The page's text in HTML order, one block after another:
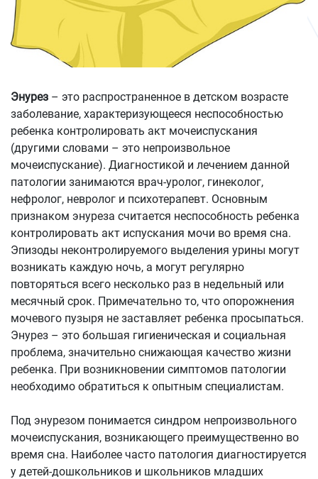
Энурез – это распространенное в детском возрасте
заболевание, характеризующееся неспособностью
ребенка контролировать акт мочеиспускания
(другими словами – это непроизвольное
мочеиспускание). Диагностикой и лечением данной
патологии занимаются врач-уролог, гинеколог,
нефролог, невролог и психотерапевт. Основным
признаком энуреза считается неспособность ребенка
контролировать акт испускания мочи во время сна.
Эпизоды неконтролируемого выделения урины могут
возникать каждую ночь, а могут регулярно
повторяться всего несколько раз в недельный или
месячный срок. Примечательно то, что опорожнения
мочевого пузыря не заставляет ребенка просыпаться.
Энурез – это большая гигиеническая и социальная
проблема, значительно снижающая качество жизни
ребенка. При возникновении симптомов патологии
необходимо обратиться к опытным специалистам.
Под энурезом понимается синдром непроизвольного
мочеиспускания, возникающего преимущественно во
время сна. Наиболее часто патология диагностируется
у детей-дошкольников и школьников младших